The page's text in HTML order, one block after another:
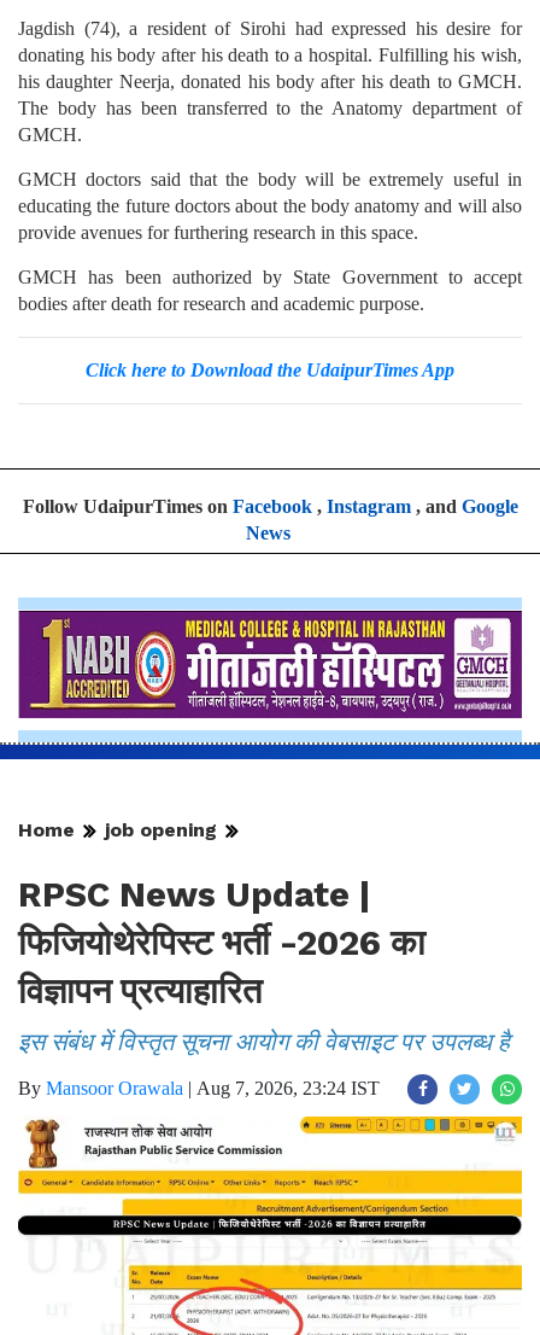
Jagdish (74), a resident of Sirohi had expressed his desire for
donating his body after his death to a hospital. Fulfilling his wish,
his daughter Neerja, donated his body after his death to GMCH.
The body has been transferred to the Anatomy department of
GMCH.
GMCH doctors said that the body will be extremely useful in
educating the future doctors about the body anatomy and will also
provide avenues for furthering research in this space.
GMCH has been authorized by State Government to accept
bodies after death for research and academic purpose.
Click here to Download the UdaipurTimes App
Follow UdaipurTimes on Facebook, Instagram, and Google
News
Home job opening
RPSC News Update |
फिजियोथेरेपिस्ट भर्ती -2026 का
विज्ञापन प्रत्याहारित
इस संबंध में विस्तृत सूचना आयोग की वेबसाइट पर उपलब्ध है
By Mansoor Orawala | Aug 7, 2026, 23:24 IST